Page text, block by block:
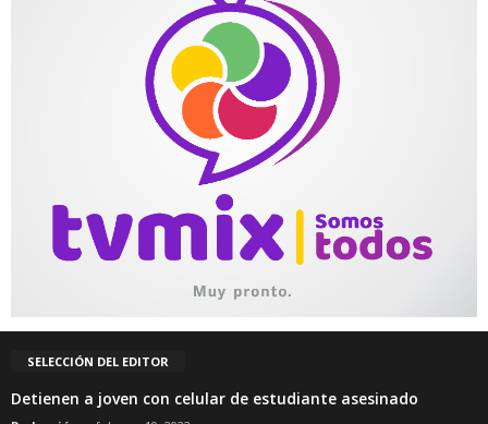
SELECCIÓN DEL EDITOR
Detienen a joven con celular de estudiante asesinado